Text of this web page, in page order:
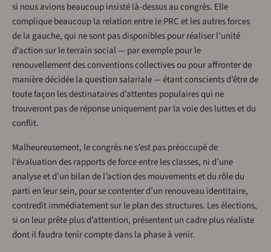
si nous avions beaucoup insisté là-dessus au congrès. Elle
complique beaucoup la relation entre le PRC et les autres forces
de la gauche, qui ne sont pas disponibles pour réaliser l’unité
d’action sur le terrain social — par exemple pour le
renouvellement des conventions collectives ou pour affronter de
manière décidée la question salariale — étant conscients d’être de
toute façon les destinataires d’attentes populaires qui ne
trouveront pas de réponse uniquement par la voie des luttes et du
conflit.
Malheureusement, le congrès ne s’est pas préoccupé de
l’évaluation des rapports de force entre les classes, ni d’une
analyse et d’un bilan de l’action des mouvements et du rôle du
parti en leur sein, pour se contenter d’un renouveau identitaire,
contredit immédiatement sur le plan des structures. Les élections,
si on leur prête plus d’attention, présentent un cadre plus réaliste
dont il faudra tenir compte dans la phase à venir.